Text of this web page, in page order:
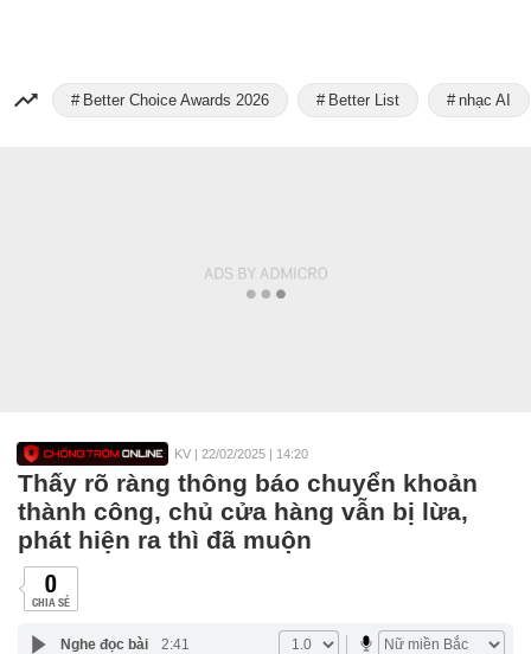
Better Choice Awards 2026 Better List nhạc AI
KV | 22/02/2025 | 14:20
Thấy rõ ràng thông báo chuyển khoản
thành công, chủ cửa hàng vẫn bị lừa,
phát hiện ra thì đã muộn
0
CHIA SẺ
Nghe đọc bài 2:41